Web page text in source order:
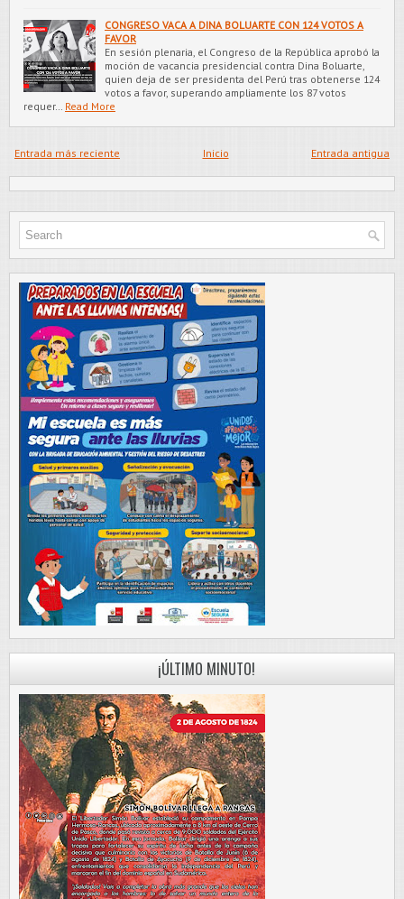
CONGRESO VACA A DINA BOLUARTE CON 124 VOTOS A
FAVOR
En sesión plenaria, el Congreso de la República aprobó la
moción de vacancia presidencial contra Dina Boluarte,
quien deja de ser presidenta del Perú tras obtenerse 124
votos a favor, superando ampliamente los 87 votos
requer…
Read More
Entrada más reciente Entrada antigua
Inicio
¡ÚLTIMO MINUTO!